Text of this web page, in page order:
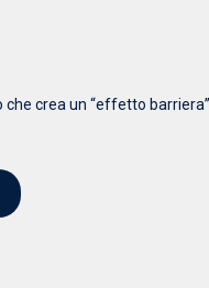
crea un “effetto barriera”